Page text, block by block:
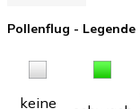
Pollenflug - Legende
keine